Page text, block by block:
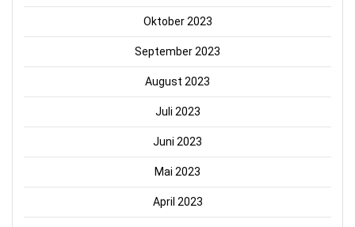
Oktober 2023
September 2023
August 2023
Juli 2023
Juni 2023
Mai 2023
April 2023